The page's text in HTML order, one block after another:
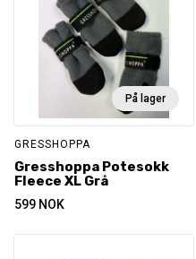
På lager
GRESSHOPPA
Gresshoppa Potesokk
Fleece XL Grå
599 NOK